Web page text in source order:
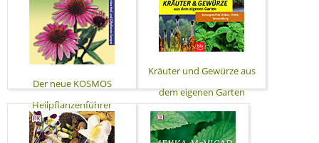
Der neue KOSMOS
Heilpflanzenführer
Kräuter und Gewürze aus
dem eigenen Garten